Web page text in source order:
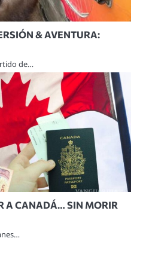
& AVENTURA:
de…
A CANADÁ… SIN MORIR